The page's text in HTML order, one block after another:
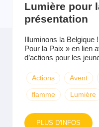
Lumière pour
présentation
Illuminons la Belgique
Pour la Paix » en lien
d’actions pour les
Actions Avent
flamme Lumière
PLUS D'INFOS